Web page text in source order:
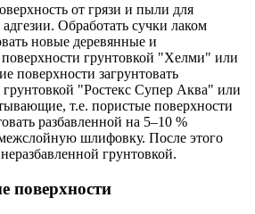
от грязи и пыли для
Обработать сучки лаком
новые деревянные и
грунтовкой "Хелми" или
поверхности загрунтовать
"Ростекс Супер Аква" или
т.е. пористые поверхности
разбавленной на 5–10 %
шлифовку. После этого
грунтовкой.
поверхности